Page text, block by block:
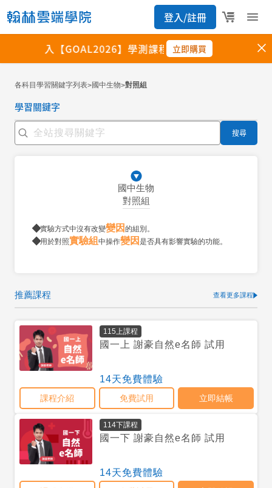
各科目學習關鍵字列表>國中生物>對照組
學習關鍵字
搜尋
國中生物
對照組
實驗方式中沒有改變變因 的組別。
用於對照實驗組 中操作變因 是否具有影響實驗的功能。
推薦課程 查看更多課程